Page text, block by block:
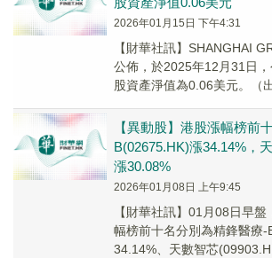
2026年01月15日 下午4:31
【財華社訊】SHANGHAI
公佈，於2025年12月31日
股資產淨值為0.06美元。（
【異動股】港股漲幅榜前
B(02675.HK)漲34.14%，
漲30.08%
2026年01月08日 上午9:45
【財華社訊】01月08日早
幅榜前十名分別為精鋒醫療
34.14%、天數智芯